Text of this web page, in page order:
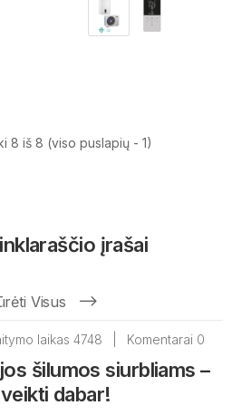
8 iš 8 (viso puslapių - 1)
įrašai
Visus
laikas 4748 Komentarai 0
šilumos siurbliams –
dabar!